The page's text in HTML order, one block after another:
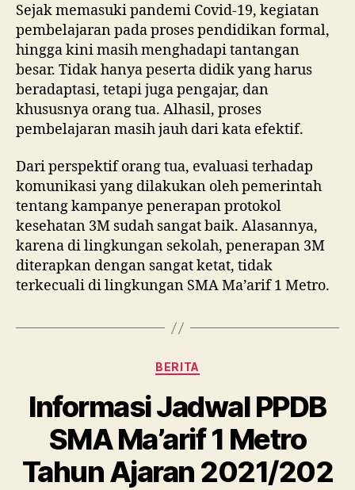
Sejak memasuki pandemi Covid-19, kegiatan
pembelajaran pada proses pendidikan formal,
hingga kini masih menghadapi tantangan
besar. Tidak hanya peserta didik yang harus
beradaptasi, tetapi juga pengajar, dan
khususnya orang tua. Alhasil, proses
pembelajaran masih jauh dari kata efektif.
Dari perspektif orang tua, evaluasi terhadap
komunikasi yang dilakukan oleh pemerintah
tentang kampanye penerapan protokol
kesehatan 3M sudah sangat baik. Alasannya,
karena di lingkungan sekolah, penerapan 3M
diterapkan dengan sangat ketat, tidak
terkecuali di lingkungan SMA Ma’arif 1 Metro.
Kategori
BERITA
Informasi Jadwal PPDB
SMA Ma’arif 1 Metro
Tahun Ajaran 2021/202